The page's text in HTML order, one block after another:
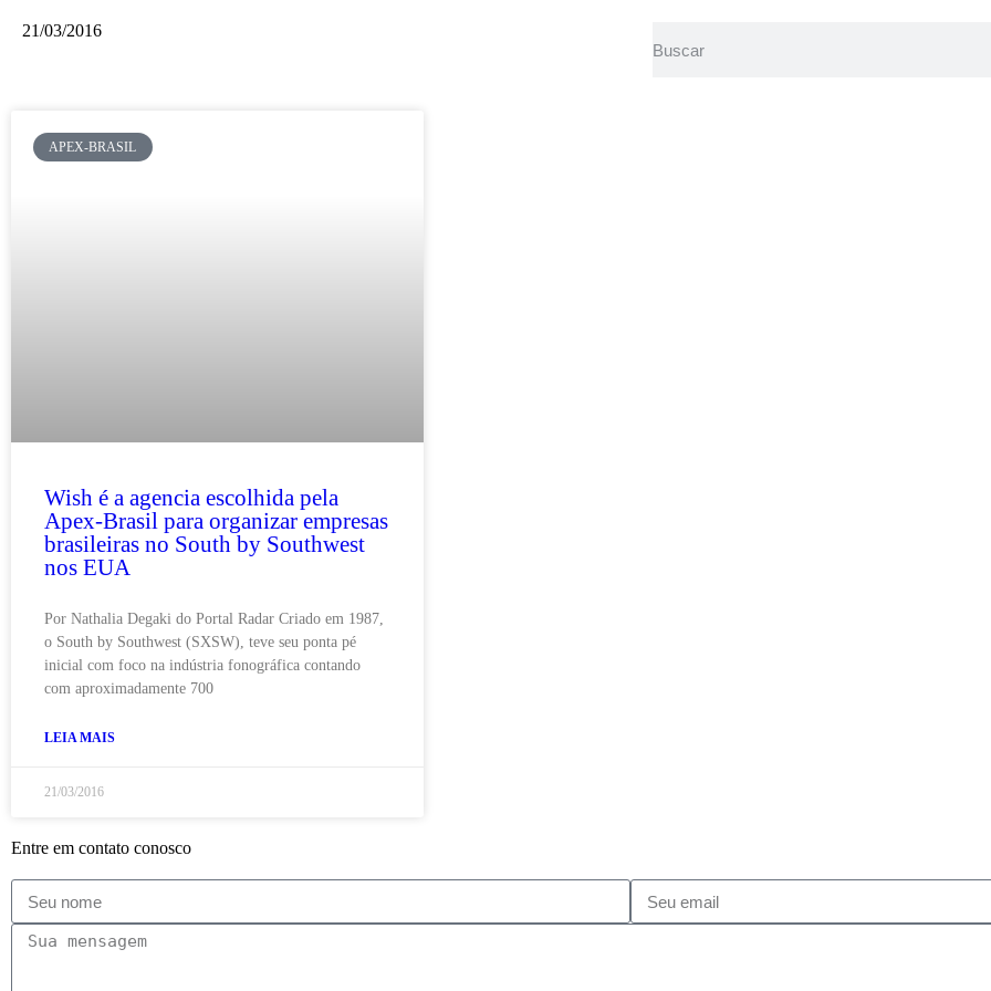
21/03/2016
APEX-BRASIL
Wish é a agencia escolhida pela
Apex-Brasil para organizar empresas
brasileiras no South by Southwest
nos EUA
Por Nathalia Degaki do Portal Radar Criado em 1987,
o South by Southwest (SXSW), teve seu ponta pé
inicial com foco na indústria fonográfica contando
com aproximadamente 700
LEIA MAIS
21/03/2016
Entre em contato conosco